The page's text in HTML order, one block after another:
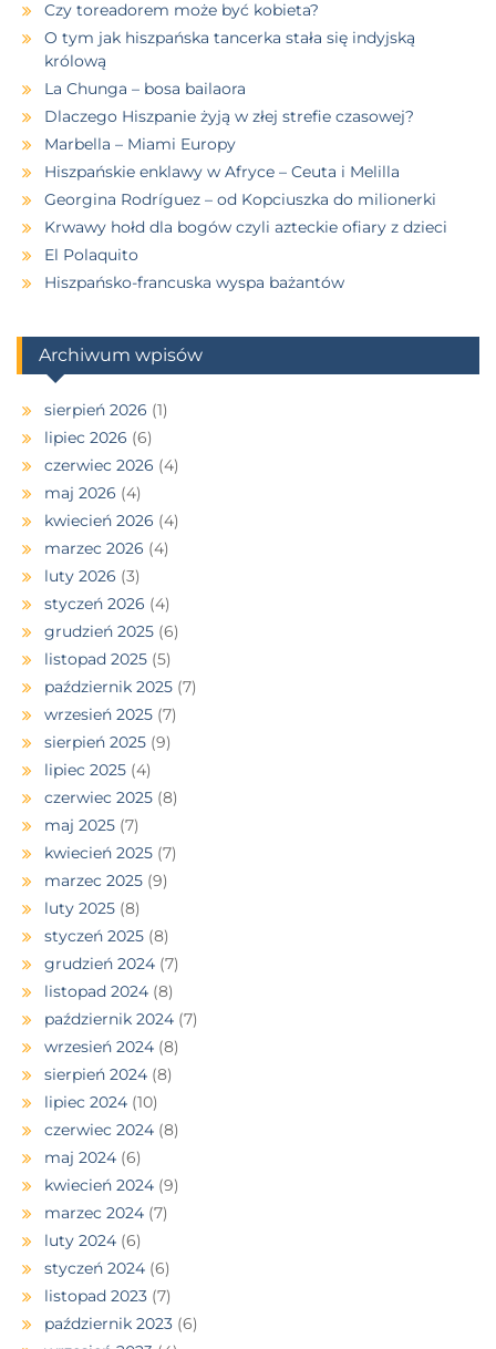
Czy toreadorem może być kobieta?
O tym jak hiszpańska tancerka stała się indyjską
królową
La Chunga – bosa bailaora
Dlaczego Hiszpanie żyją w złej strefie czasowej?
Marbella – Miami Europy
Hiszpańskie enklawy w Afryce – Ceuta i Melilla
Georgina Rodríguez – od Kopciuszka do milionerki
Krwawy hołd dla bogów czyli azteckie ofiary z dzieci
El Polaquito
Hiszpańsko-francuska wyspa bażantów
Archiwum wpisów
sierpień 2026 (1)
lipiec 2026 (6)
czerwiec 2026 (4)
maj 2026 (4)
kwiecień 2026 (4)
marzec 2026 (4)
luty 2026 (3)
styczeń 2026 (4)
grudzień 2025 (6)
listopad 2025 (5)
październik 2025 (7)
wrzesień 2025 (7)
sierpień 2025 (9)
lipiec 2025 (4)
czerwiec 2025 (8)
maj 2025 (7)
kwiecień 2025 (7)
marzec 2025 (9)
luty 2025 (8)
styczeń 2025 (8)
grudzień 2024 (7)
listopad 2024 (8)
październik 2024 (7)
wrzesień 2024 (8)
sierpień 2024 (8)
lipiec 2024 (10)
czerwiec 2024 (8)
maj 2024 (6)
kwiecień 2024 (9)
marzec 2024 (7)
luty 2024 (6)
styczeń 2024 (6)
listopad 2023 (7)
październik 2023 (6)